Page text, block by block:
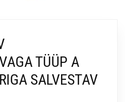
TÜÜP A
SALVESTAV